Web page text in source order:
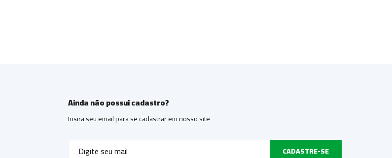
gráficos, logotipos, ícones, imagens, áudios, vídeos, downloads digitais e software, são
protegidos por leis de propriedade intelectual.
qualquer conteúdo do nosso E-commerce sem autorização prévia por escrito.
Ainda não possui cadastro?
Insira seu email para se cadastrar em nosso site
CADASTRE-SE